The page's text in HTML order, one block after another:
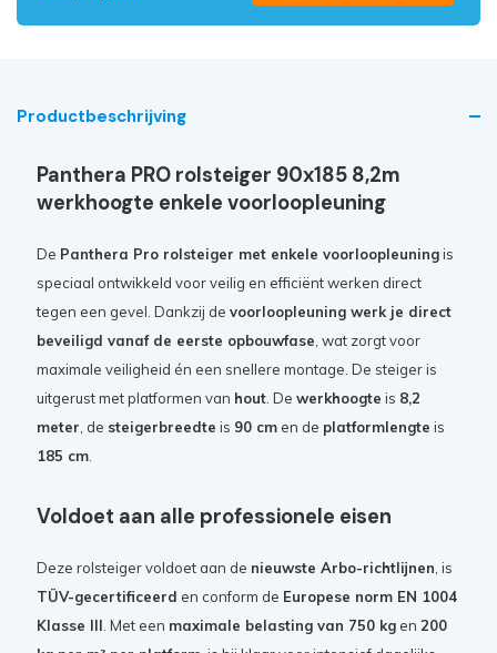
Productbeschrijving
Panthera PRO rolsteiger 90x185 8,2m
werkhoogte enkele voorloopleuning
De Panthera Pro rolsteiger met enkele voorloopleuningis
speciaal ontwikkeld voor veilig en efficiënt werken direct
tegen een gevel. Dankzij de voorloopleuning werk je direct
beveiligd vanaf de eerste opbouwfase , wat zorgt voor
maximale veiligheid én een snellere montage. De steiger is
uitgerust met platformen van hout. De werkhoogte is 8,2
meter , de steigerbreedte is 90 cmen de platformlengte is
185 cm.
Voldoet aan alle professionele eisen
Deze rolsteiger voldoet aan de nieuwste Arbo-richtlijnen , is
TÜV-gecertificeerd en conform de Europese norm EN 1004
Klasse III . Met een maximale belasting van 750 kgen 200